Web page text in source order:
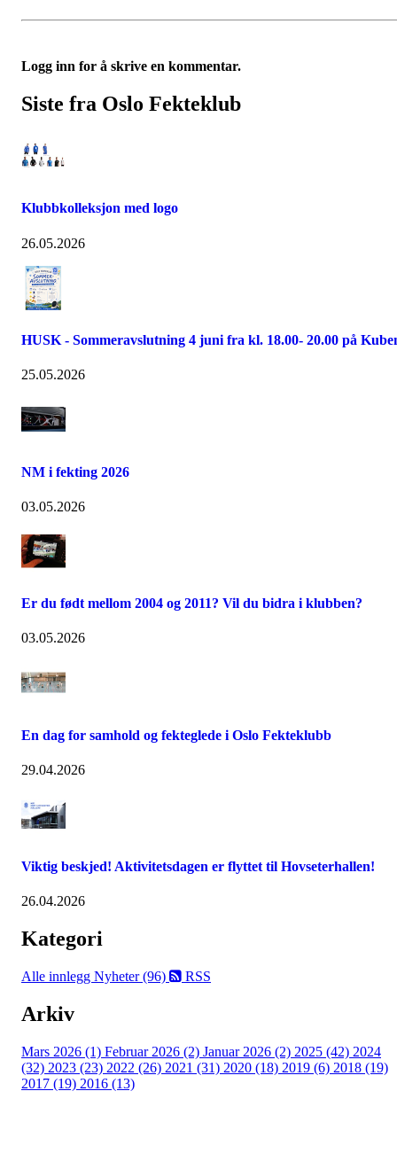
Logg inn for å skrive en kommentar.
Siste fra Oslo Fekteklub
Klubbkolleksjon med logo
26.05.2026
HUSK - Sommeravslutning 4 juni fra kl. 18.00- 20.00 på
25.05.2026
NM i fekting 2026
03.05.2026
Er du født mellom 2004 og 2011? Vil du bidra i klubben?
03.05.2026
En dag for samhold og fekteglede i Oslo Fekteklubb
29.04.2026
Viktig beskjed! Aktivitetsdagen er flyttet til Hovseterhallen!
26.04.2026
Kategori
Alle innlegg Nyheter (96) RSS
Arkiv
Mars 2026 (1) Februar 2026 (2) Januar 2026 (2) 2025 (42) 2024
(32) 2023 (23) 2022 (26) 2021 (31) 2020 (18) 2019 (6) 2018 (19)
2017 (19) 2016 (13)